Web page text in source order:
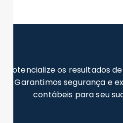
Potencialize os resultados
Garantimos segurança e
contábeis para seu